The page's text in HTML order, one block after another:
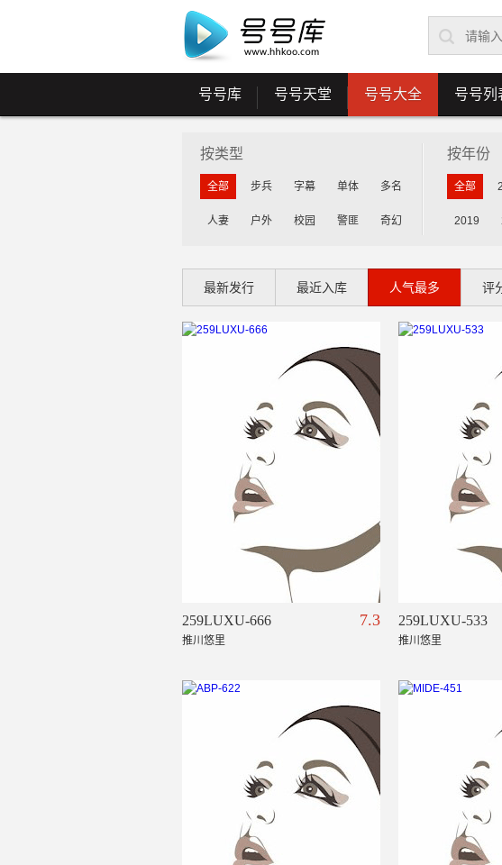
号号库 号号天堂 号号大全 号号列
按类型
全部 步兵 字幕 单体 多名
人妻 户外 校园 警匪 奇幻
按年份
全部
2019
最新发行 最近入库 人气最多 评
259LUXU-666 7.3
推川悠里
259LUXU-533
推川悠里